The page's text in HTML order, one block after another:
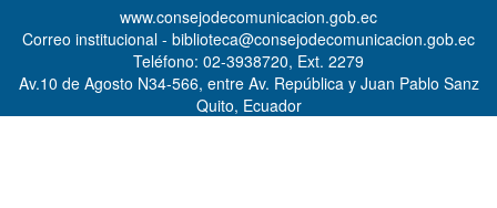
www.consejodecomunicacion.gob.ec
Correo institucional - biblioteca@consejodecomunicacion.gob.ec
Teléfono: 02-3938720, Ext. 2279
Av.10 de Agosto N34-566, entre Av. República y Juan Pablo Sanz
Quito, Ecuador